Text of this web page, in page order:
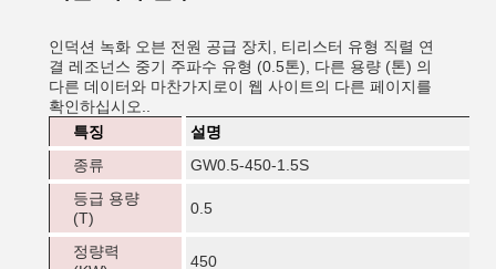
인덕션 녹화 오븐 전원 공급 장치, 티리스터 유형 직렬 연
결 레조넌스 중기 주파수 유형 (0.5톤), 다른 용량 (톤) 의
다른 데이터와 마찬가지로이 웹 사이트의 다른 페이지를
확인하십시오..
특징
설명
종류
GW0.5-450-1.5S
등급 용량
(T)
0.5
정량력
450